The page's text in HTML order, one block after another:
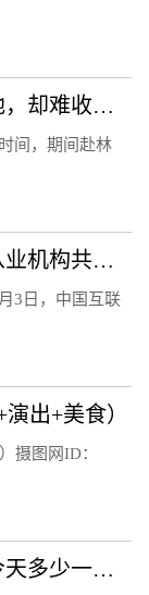
黑龙江鲜食玉米之惑：守着金土地，却难收获金豆豆？听听基层声音
间，期间赴林
中国互金协会：将组织互金领域从业机构共同应对黑灰产侵害
3日，中国互联
出+美食）
摄图网ID：
工商银行龙凤呈祥金条50克价格今天多少一克（2023年08月03日）